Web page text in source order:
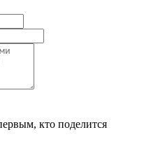
кто поделится